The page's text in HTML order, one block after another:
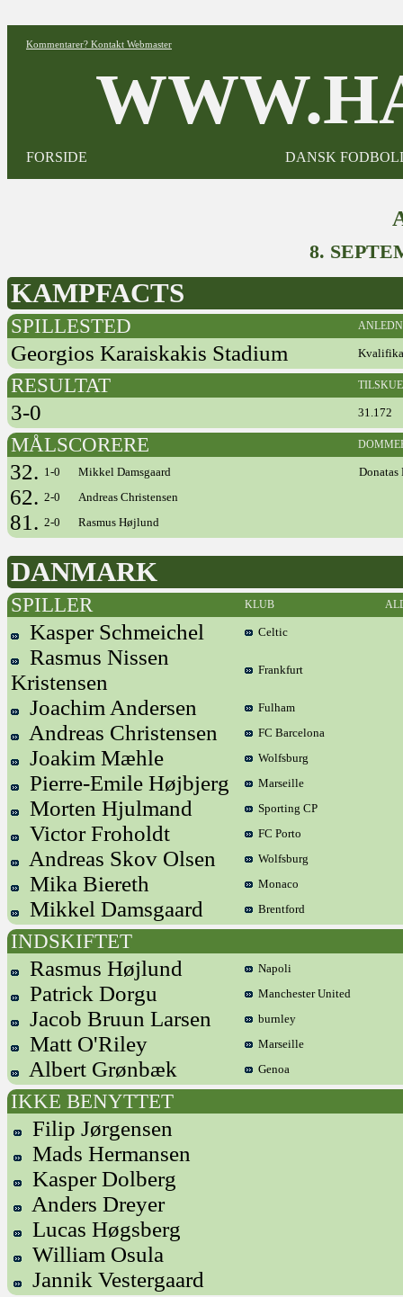
Kommentarer? Kontakt Webmaster
FORSIDE DANSK
8.
KAMPFACTS
SPILLESTED
Georgios Karaiskakis Stadium
RESULTAT
3-0 31.172
MÅLSCORERE
32. 1-0 Mikkel Damsgaard Donatas
62. 2-0 Andreas Christensen
81. 2-0 Rasmus Højlund
DANMARK
SPILLER KLUB
Kasper Schmeichel Celtic
Rasmus Nissen
Kristensen
Frankfurt
Joachim Andersen Fulham
Andreas Christensen FC Barcelona
Joakim Mæhle Wolfsburg
Pierre-Emile Højbjerg Marseille
Morten Hjulmand Sporting CP
Victor Froholdt FC Porto
Andreas Skov Olsen Wolfsburg
Mika Biereth Monaco
Mikkel Damsgaard Brentford
INDSKIFTET
Rasmus Højlund Napoli
Patrick Dorgu Manchester United
Jacob Bruun Larsen burnley
Matt O'Riley Marseille
Albert Grønbæk Genoa
IKKE BENYTTET
Filip Jørgensen
Mads Hermansen
Kasper Dolberg
Anders Dreyer
Lucas Høgsberg
William Osula
Jannik Vestergaard